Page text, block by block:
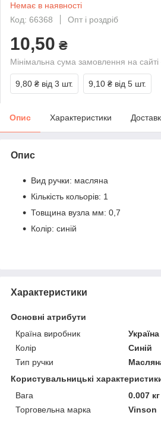
Немає в наявності
Код: 66368
Опт і роздріб
10,50 ₴
Мінімальна сума замовлення на
9,80 ₴ від 3 шт. 9,10 ₴ від 5 шт.
Опис Характеристики
Опис
Вид ручки: масляна
Кількість кольорів: 1
Товщина вузла мм: 0,7
Колір: синій
Характеристики
Основні атрибути
Країна виробник
Україна
Колір
Синій
Тип ручки
Користувальницькі
Вага
0.007 кг
Торговельна марка
Vinson